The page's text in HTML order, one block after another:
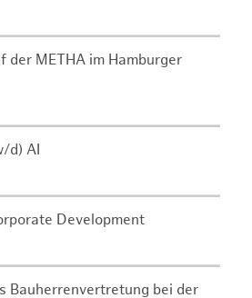
METHA im Hamburger
d) AI
Development
Bauherrenvertretung bei der